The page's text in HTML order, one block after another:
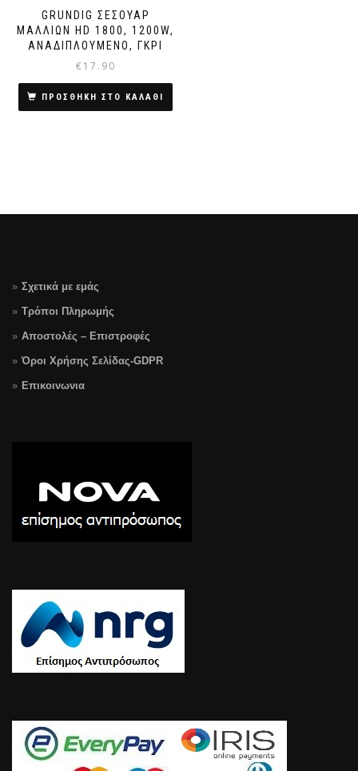
GRUNDIG ΣΕΣΟΥΆΡ
ΜΑΛΛΙΏΝ HD 1800, 1200W,
ΑΝΑΔΙΠΛΟΎΜΕΝΟ, ΓΚΡΙ
€17.90
ΠΡΟΣΘΗΚΗ ΣΤΟ ΚΑΛΑΘΙ
Σχετικά με εμάς
Τρόποι Πληρωμής
Αποστολές – Επιστροφές
Όροι Χρήσης Σελίδας-GDPR
Επικοινωνια